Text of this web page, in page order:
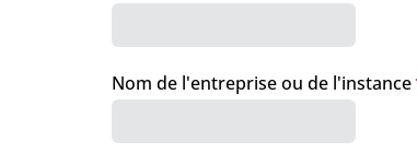
Nom de l'entreprise ou de l'instance